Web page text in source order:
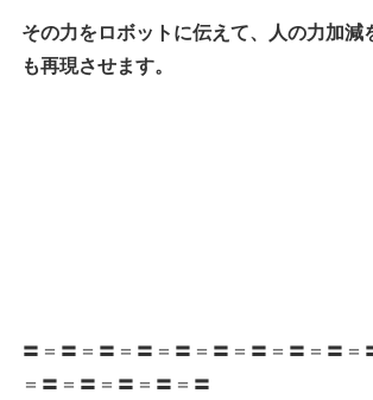
その力をロボットに伝えて、人の力加減
も再現させます。
〓＝〓＝〓＝〓＝〓＝〓＝〓＝〓＝〓＝
＝〓＝〓＝〓＝〓＝〓